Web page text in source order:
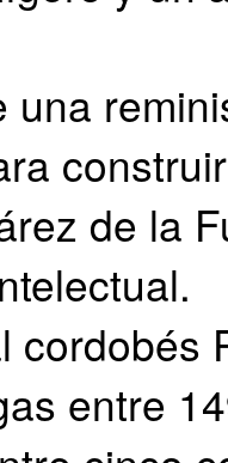
una
de la
cordobés
entre